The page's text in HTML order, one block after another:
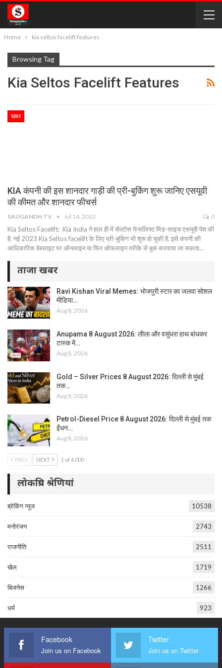
Home kia seltos facelift features
Browsing Tag
Kia Seltos Facelift Features
खबर
KIA कंपनी की इस शानदार गाड़ी की प्री-बुकिंग शुरू जानिए एसयूवी
की कीमत और शानदार फीचर्स
SAUGANDH TV Jul 14, 2023 0
Kia Seltos Facelift: Kia India ने हाल ही में सेल्टोस फेसलिफ्ट मिड-साइज एसयूवी पेश की
है. नई 2023 Kia Seltos facelift के लिए प्री-बुकिंग भी शुरू हो चुकी है. इसे कंपनी की
आधिकारिक वेबसाइट पर ऑनलाइन या फिर ऑफलाइन तरीके से बुक करवाया जा सकता…
ताजा खबर
Ravi Kishan Viral Memes: भोजपुरी स्टार का जलवा सोशल
मीडिया…
Aug 8, 2026
Anupama 8 August 2026: लीला और वसुंधरा हाथ बांधकर
टास्क में…
Aug 8, 2026
Gold – Silver Prices 8 August 2026: दिल्ली से मुंबई
तक…
Aug 8, 2026
Petrol-Diesel Price 8 August 2026: दिल्ली से मुंबई तक
ईंधन…
Aug 8, 2026
PREV NEXT 1 of 4,000
लोकप्रिय श्रेणियां
ब्रेकिंग न्यूज 10538
मनोरंजन 2743
राजनीति 2511
खेल 1719
बिजनेस 1266
धर्म 923
Facebook
Join us on Facebook
Twitter
Join us on Twitter